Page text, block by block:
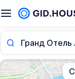
Гранд Отель